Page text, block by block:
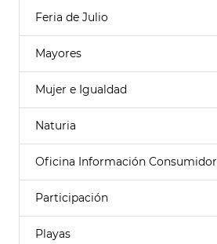
Feria de Julio
Mayores
Mujer e Igualdad
Naturia
Oficina Información Consumidor
Participación
Playas